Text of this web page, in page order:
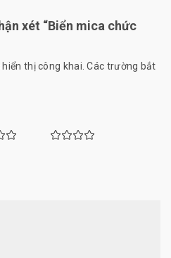
xét “Biển mica chức
thị công khai. Các trường bắt